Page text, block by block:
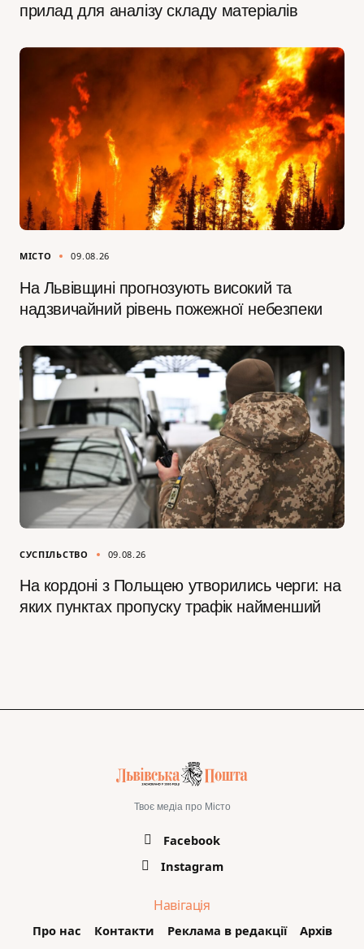
прилад для аналізу складу матеріалів
МІСТО 09.08.26
На Львівщині прогнозують високий та
надзвичайний рівень пожежної небезпеки
СУСПІЛЬСТВО 09.08.26
На кордоні з Польщею утворились черги: на
яких пунктах пропуску трафік найменший
Твоє медіа про Місто
Facebook
Instagram
Навігація
Про нас Контакти Реклама в редакції Архів